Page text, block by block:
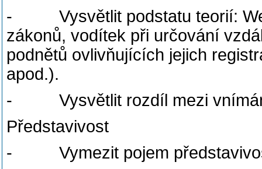
- Vysvětlit podstatu teorií:
zákonů, vodítek při určování
podnětů ovlivňujících jejich
apod.).
- Vysvětlit rozdíl mezi
Představivost
- Vymezit pojem